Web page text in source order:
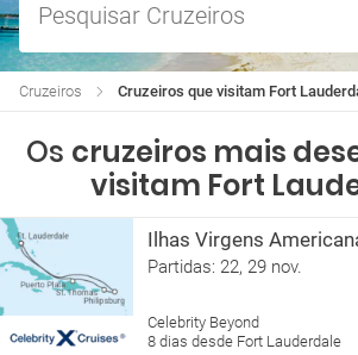
Pesquisar Cruzeiros
Cruzeiros que visitam Fort
Cruzeiros
Os cruzeiros mais
visitam Fort
Ilhas Virgens
Partidas: 22, 29 nov.
Celebrity Beyond
8 dias desde Fort Lauderdale